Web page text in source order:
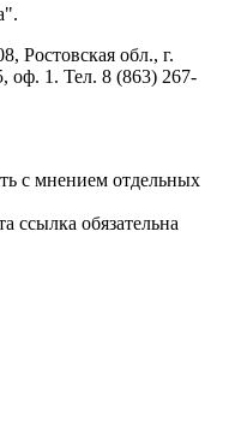
Ростовская обл., г.
оф. 1. Тел. 8 (863) 267-
с мнением отдельных
ссылка обязательна